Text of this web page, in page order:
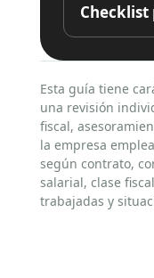
Checklist
Esta guía tiene
una revisión
fiscal,
la empresa
según contrato,
salarial, clase
trabajadas y